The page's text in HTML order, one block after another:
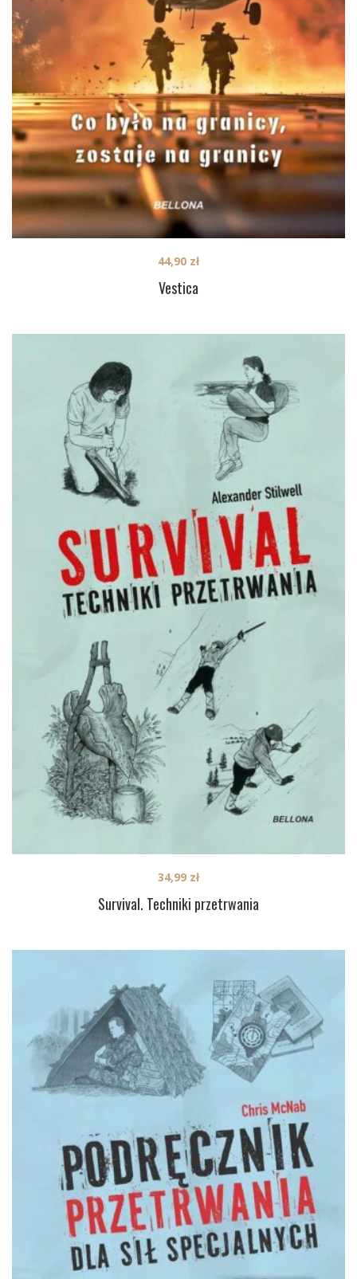
Vestica
44,90 zł
Survival. Techniki przetrwania
34,99 zł